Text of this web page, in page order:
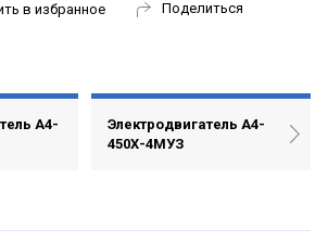
в избранное Поделиться
А4-
Электродвигатель А4-
450Х-4MУЗ